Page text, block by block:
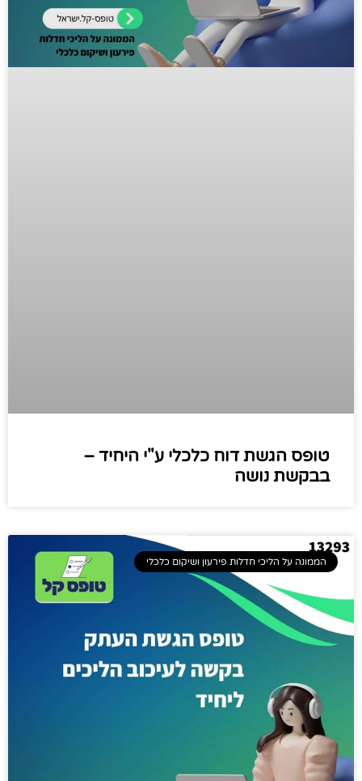
טופס הגשת דוח כלכלי ע"י היחיד –
בבקשת נושה
הממונה על הליכי חדלות פירעון ושיקום כלכלי